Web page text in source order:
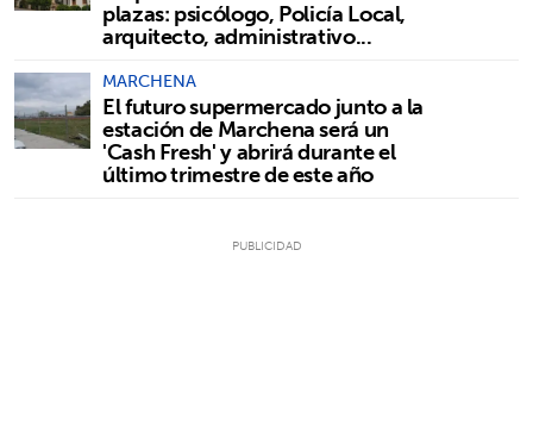
plazas: psicólogo, Policía Local,
arquitecto, administrativo...
MARCHENA
El futuro supermercado junto a la
estación de Marchena será un
'Cash Fresh' y abrirá durante el
último trimestre de este año